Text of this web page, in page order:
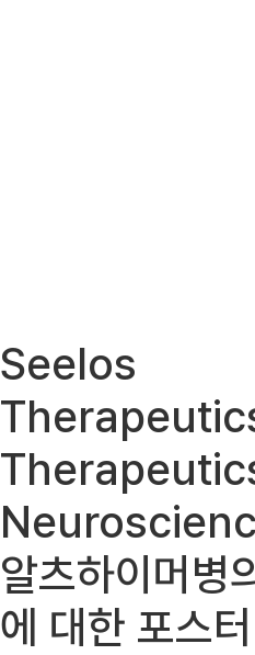
Seelos
알츠하이머
에 대한 포스